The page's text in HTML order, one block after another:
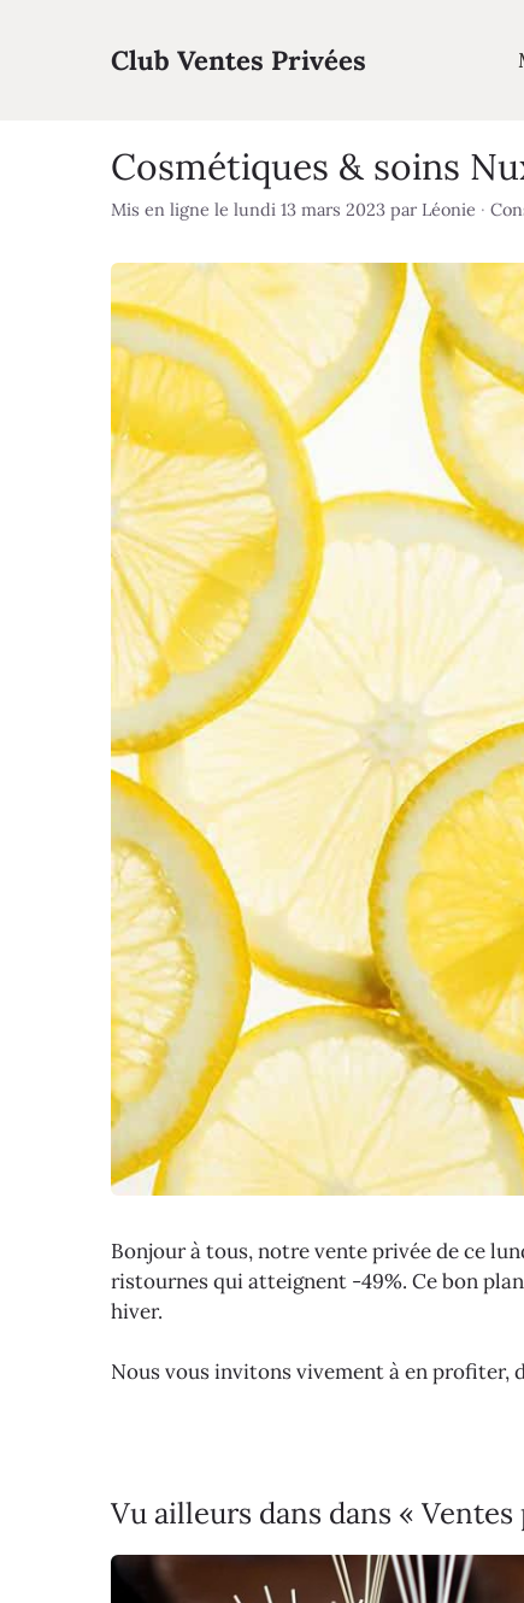
Club Ventes Privées
Cosmétiques & soins
Mis en ligne le lundi 13 mars 2023 par Léonie ·
Bonjour à tous, notre vente privée de ce
ristournes qui atteignent -49%. Ce bon
hiver.
Nous vous invitons vivement à en profiter,
Vu ailleurs dans dans «